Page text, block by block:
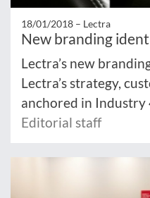
18/01/2018 – Lectra
New branding
Lectra’s new
Lectra’s strategy,
anchored in Industry
Editorial staff